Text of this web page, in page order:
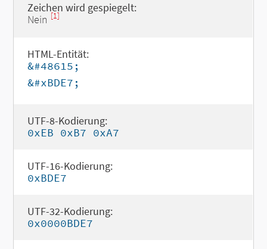
Zeichen wird gespiegelt:
Nein [1]
HTML-Entität:
&#48615;
&#xBDE7;
UTF-8-Kodierung:
0xEB 0xB7 0xA7
UTF-16-Kodierung:
0xBDE7
UTF-32-Kodierung:
0x0000BDE7